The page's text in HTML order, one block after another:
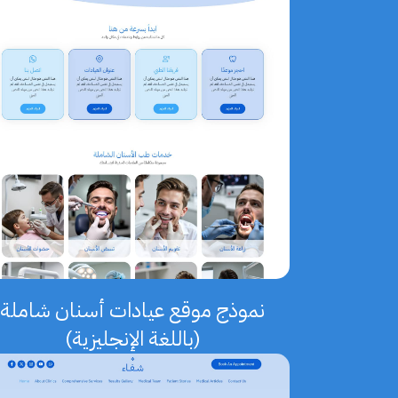
نموذج موقع عيادات أسنان شاملة
(باللغة الإنجليزية)